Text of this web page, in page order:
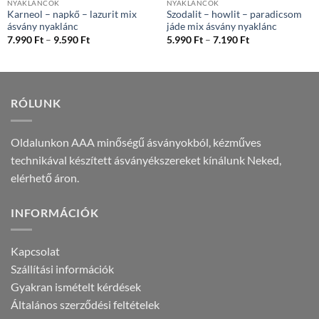
NYAKLÁNCOK
Karneol – napkő – lazurit mix
ásvány nyaklánc
7.990 Ft – 9.590 FtÁrtartomány:
NYAKLÁNCOK
Szodalit – howlit – paradicsom
jáde mix ásvány nyaklánc
5.990 Ft – 7.190 FtÁrtartomány:
RÓLUNK
Oldalunkon AAA minőségű ásványokból, kézműves
technikával készített ásványékszereket kínálunk Neked,
elérhető áron.
INFORMÁCIÓK
Kapcsolat
Szállítási információk
Gyakran ismételt kérdések
Általános szerződési feltételek